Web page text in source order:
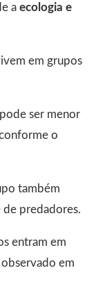
a ecologia e
em grupos
ser menor
o
também
predadores.
entram em
em